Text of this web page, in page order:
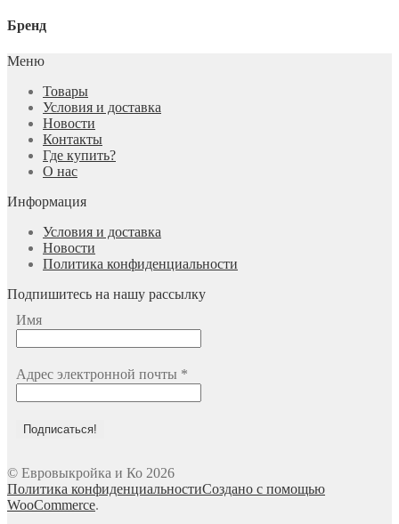
Бренд
Меню
Товары
Условия и доставка
Новости
Контакты
Где купить?
О нас
Информация
Условия и доставка
Новости
Политика конфиденциальности
Подпишитесь на нашу рассылку
Имя
Адрес электронной почты *
© Евровыкройка и Ко 2026
Политика конфиденциальностиСоздано с помощью
WooCommerce.